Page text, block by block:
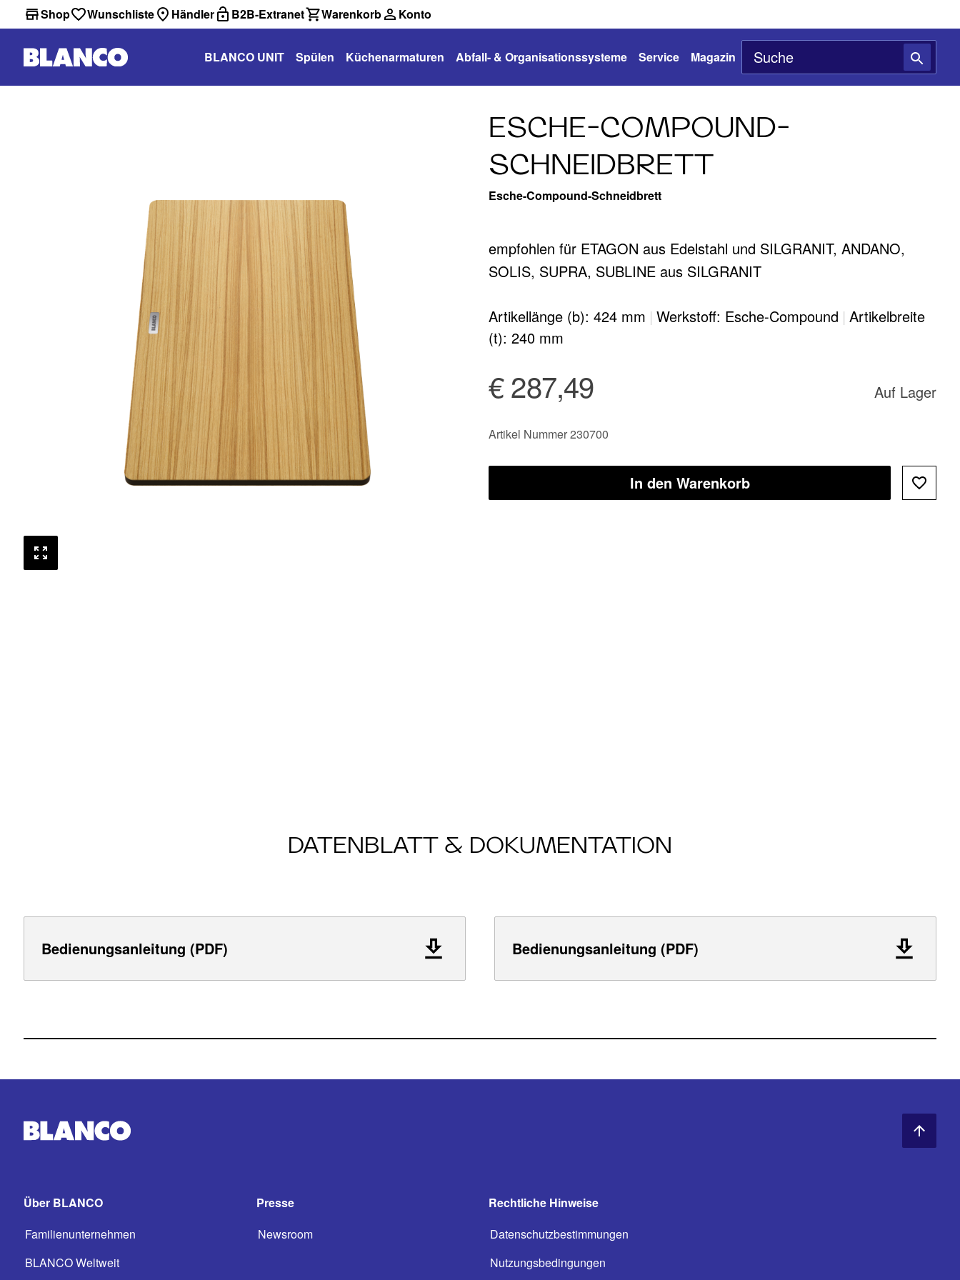
Shop Wunschliste Händler B2B-Extranet Warenkorb Konto
BLANCO UNIT Spülen Küchenarmaturen Abfall- & Organisationssysteme Service Magazin
ESCHE-COMPOUND-
SCHNEIDBRETT
Esche-Compound-Schneidbrett
empfohlen für ETAGON aus Edelstahl und SILGRANIT, ANDANO,
SOLIS, SUPRA, SUBLINE aus SILGRANIT
Artikellänge (b): 424 mm | Werkstoff: Esche-Compound | Artikelbreite
(t): 240 mm
€ 287,49 Auf Lager
Artikel Nummer 230700
In den Warenkorb
DATENBLATT & DOKUMENTATION
Bedienungsanleitung (PDF) Bedienungsanleitung (PDF)
Über BLANCO
Familienunternehmen
BLANCO Weltweit
Presse
Newsroom
Rechtliche Hinweise
Datenschutzbestimmungen
Nutzungsbedingungen